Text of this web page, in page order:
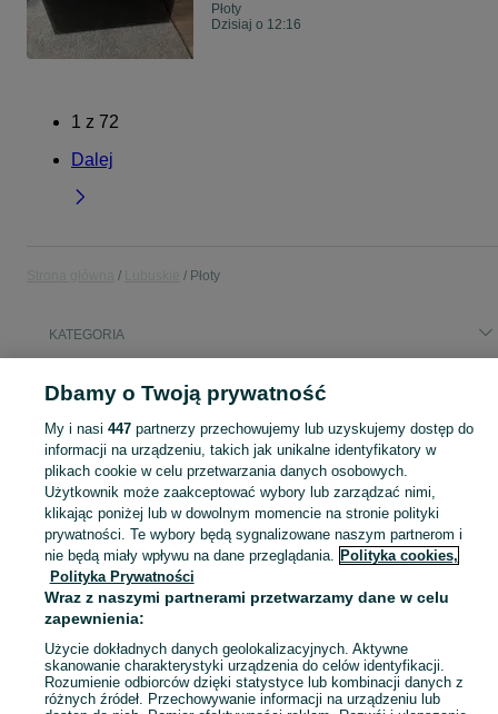
Płoty
Dzisiaj o 12:16
1 z 72
Dalej
Płoty
KATEGORIA
Popularne wyszukiwania
Skorzystaj z największego serwisu ogłoszeniowego - Płoty i okolice! Kupuj to, czego pragniesz i sprzedawaj to, czego już nie potrzebujesz!
Mapa kategorii
Mapa miejscowości
Mapa ministron
Popularne wyszukiwania
Dbamy o Twoją prywatność
My i nasi 447partnerzy przechowujemy lub uzyskujemy dostęp do
informacji na urządzeniu, takich jak unikalne identyfikatory w
plikach cookie w celu przetwarzania danych osobowych.
Użytkownik może zaakceptować wybory lub zarządzać nimi,
klikając poniżej lub w dowolnym momencie na stronie polityki
prywatności. Te wybory będą sygnalizowane naszym partnerom i
nie będą miały wpływu na dane przeglądania. Polityka cookies,
Polityka Prywatności
Wraz z naszymi partnerami przetwarzamy dane w celu
zapewnienia:
Użycie dokładnych danych geolokalizacyjnych. Aktywne
skanowanie charakterystyki urządzenia do celów identyfikacji.
Rozumienie odbiorców dzięki statystyce lub kombinacji danych z
różnych źródeł. Przechowywanie informacji na urządzeniu lub